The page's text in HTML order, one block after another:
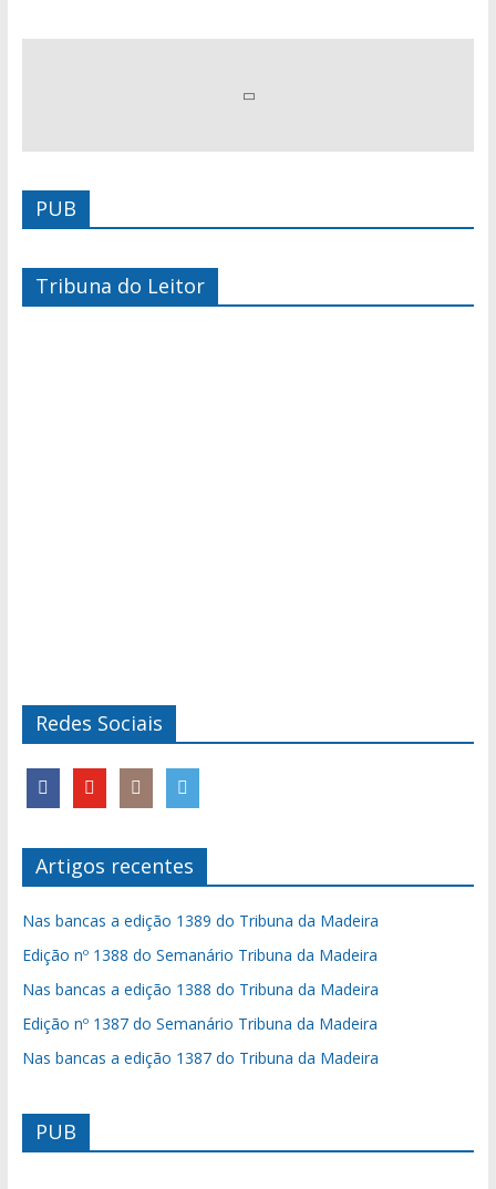
PUB
Tribuna do Leitor
Redes Sociais
Artigos recentes
Nas bancas a edição 1389 do Tribuna da Madeira
Edição nº 1388 do Semanário Tribuna da Madeira
Nas bancas a edição 1388 do Tribuna da Madeira
Edição nº 1387 do Semanário Tribuna da Madeira
Nas bancas a edição 1387 do Tribuna da Madeira
PUB